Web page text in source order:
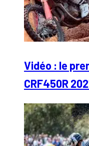
Vidéo : le
CRF450R